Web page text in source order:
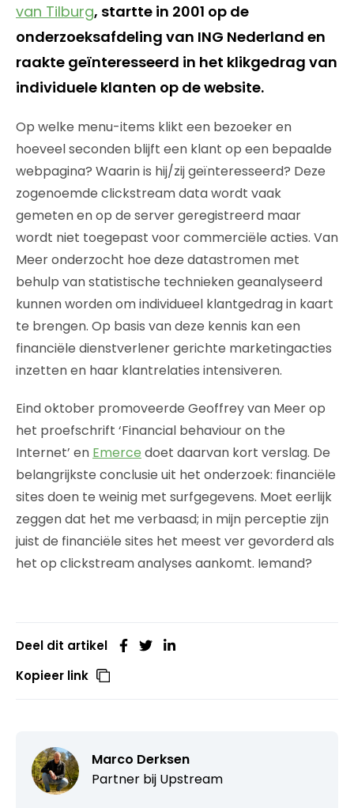
van Tilburg, startte in 2001 op de
onderzoeksafdeling van ING Nederland en
raakte geïnteresseerd in het klikgedrag van
individuele klanten op de website.
Op welke menu-items klikt een bezoeker en
hoeveel seconden blijft een klant op een bepaalde
webpagina? Waarin is hij/zij geïnteresseerd? Deze
zogenoemde clickstream data wordt vaak
gemeten en op de server geregistreerd maar
wordt niet toegepast voor commerciële acties. Van
Meer onderzocht hoe deze datastromen met
behulp van statistische technieken geanalyseerd
kunnen worden om individueel klantgedrag in kaart
te brengen. Op basis van deze kennis kan een
financiële dienstverlener gerichte marketingacties
inzetten en haar klantrelaties intensiveren.
Eind oktober promoveerde Geoffrey van Meer op
het proefschrift ‘Financial behaviour on the
Internet’ en Emerce doet daarvan kort verslag. De
belangrijkste conclusie uit het onderzoek: financiële
sites doen te weinig met surfgegevens. Moet eerlijk
zeggen dat het me verbaasd; in mijn perceptie zijn
juist de financiële sites het meest ver gevorderd als
het op clickstream analyses aankomt. Iemand?
Deel dit artikel
Kopieer link
Marco Derksen
Partner bij Upstream